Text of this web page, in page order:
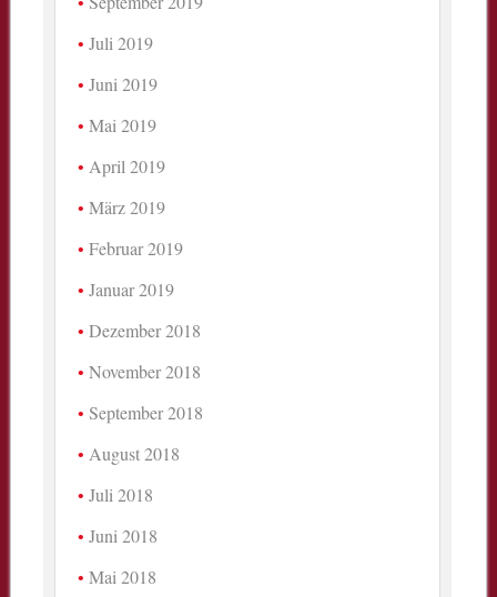
Juli 2019
Juni 2019
Mai 2019
April 2019
März 2019
Februar 2019
Januar 2019
Dezember 2018
November 2018
September 2018
August 2018
Juli 2018
Juni 2018
Mai 2018